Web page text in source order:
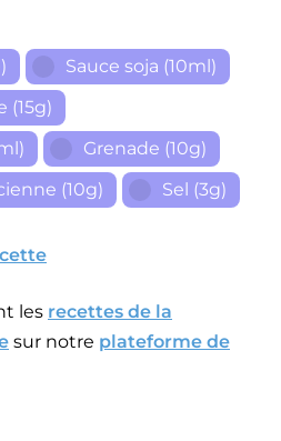
Sauce soja (10ml)
(15g)
Grenade (10g)
(10g)
Sel (3g)
les recettes de la
sur notre plateforme de